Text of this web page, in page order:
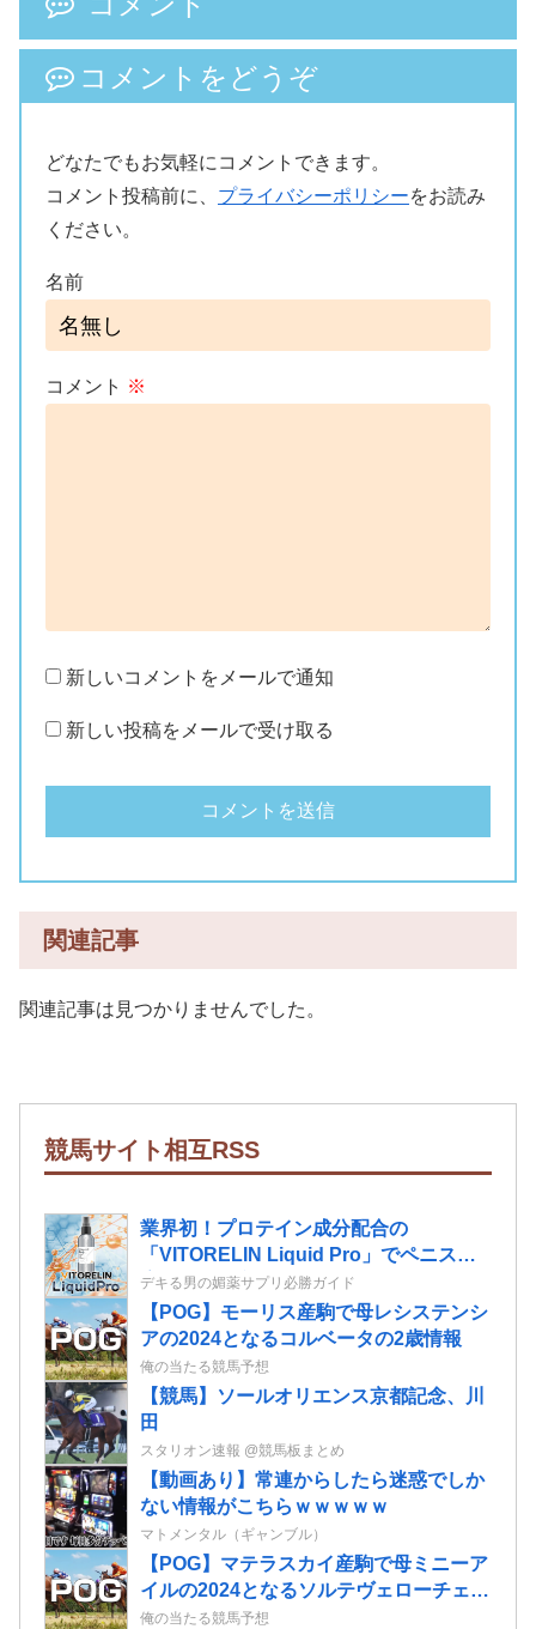
コメントをどうぞ
どなたでもお気軽にコメントできます。
コメント投稿前に、 プライバシーポリシーをお読み
ください。
名前
コメント ※
新しいコメントをメールで通知
新しい投稿をメールで受け取る
関連記事
関連記事は見つかりませんでした。
競馬サイト相互RSS
業界初！プロテイン成分配合の
「VITORELIN Liquid Pro」でペニスの
増大限界を突破しろ！
デキる男の媚薬サプリ必勝ガイド
【POG】モーリス産駒で母レシステンシ
アの2024となるコルベータの2歳情報
俺の当たる競馬予想
【競馬】ソールオリエンス京都記念、川
田
スタリオン速報 @競馬板まとめ
【動画あり】常連からしたら迷惑でしか
ない情報がこちらｗｗｗｗｗ
マトメンタル（ギャンブル）
【POG】マテラスカイ産駒で母ミニーア
イルの2024となるソルテヴェローチェの
2歳情報
俺の当たる競馬予想